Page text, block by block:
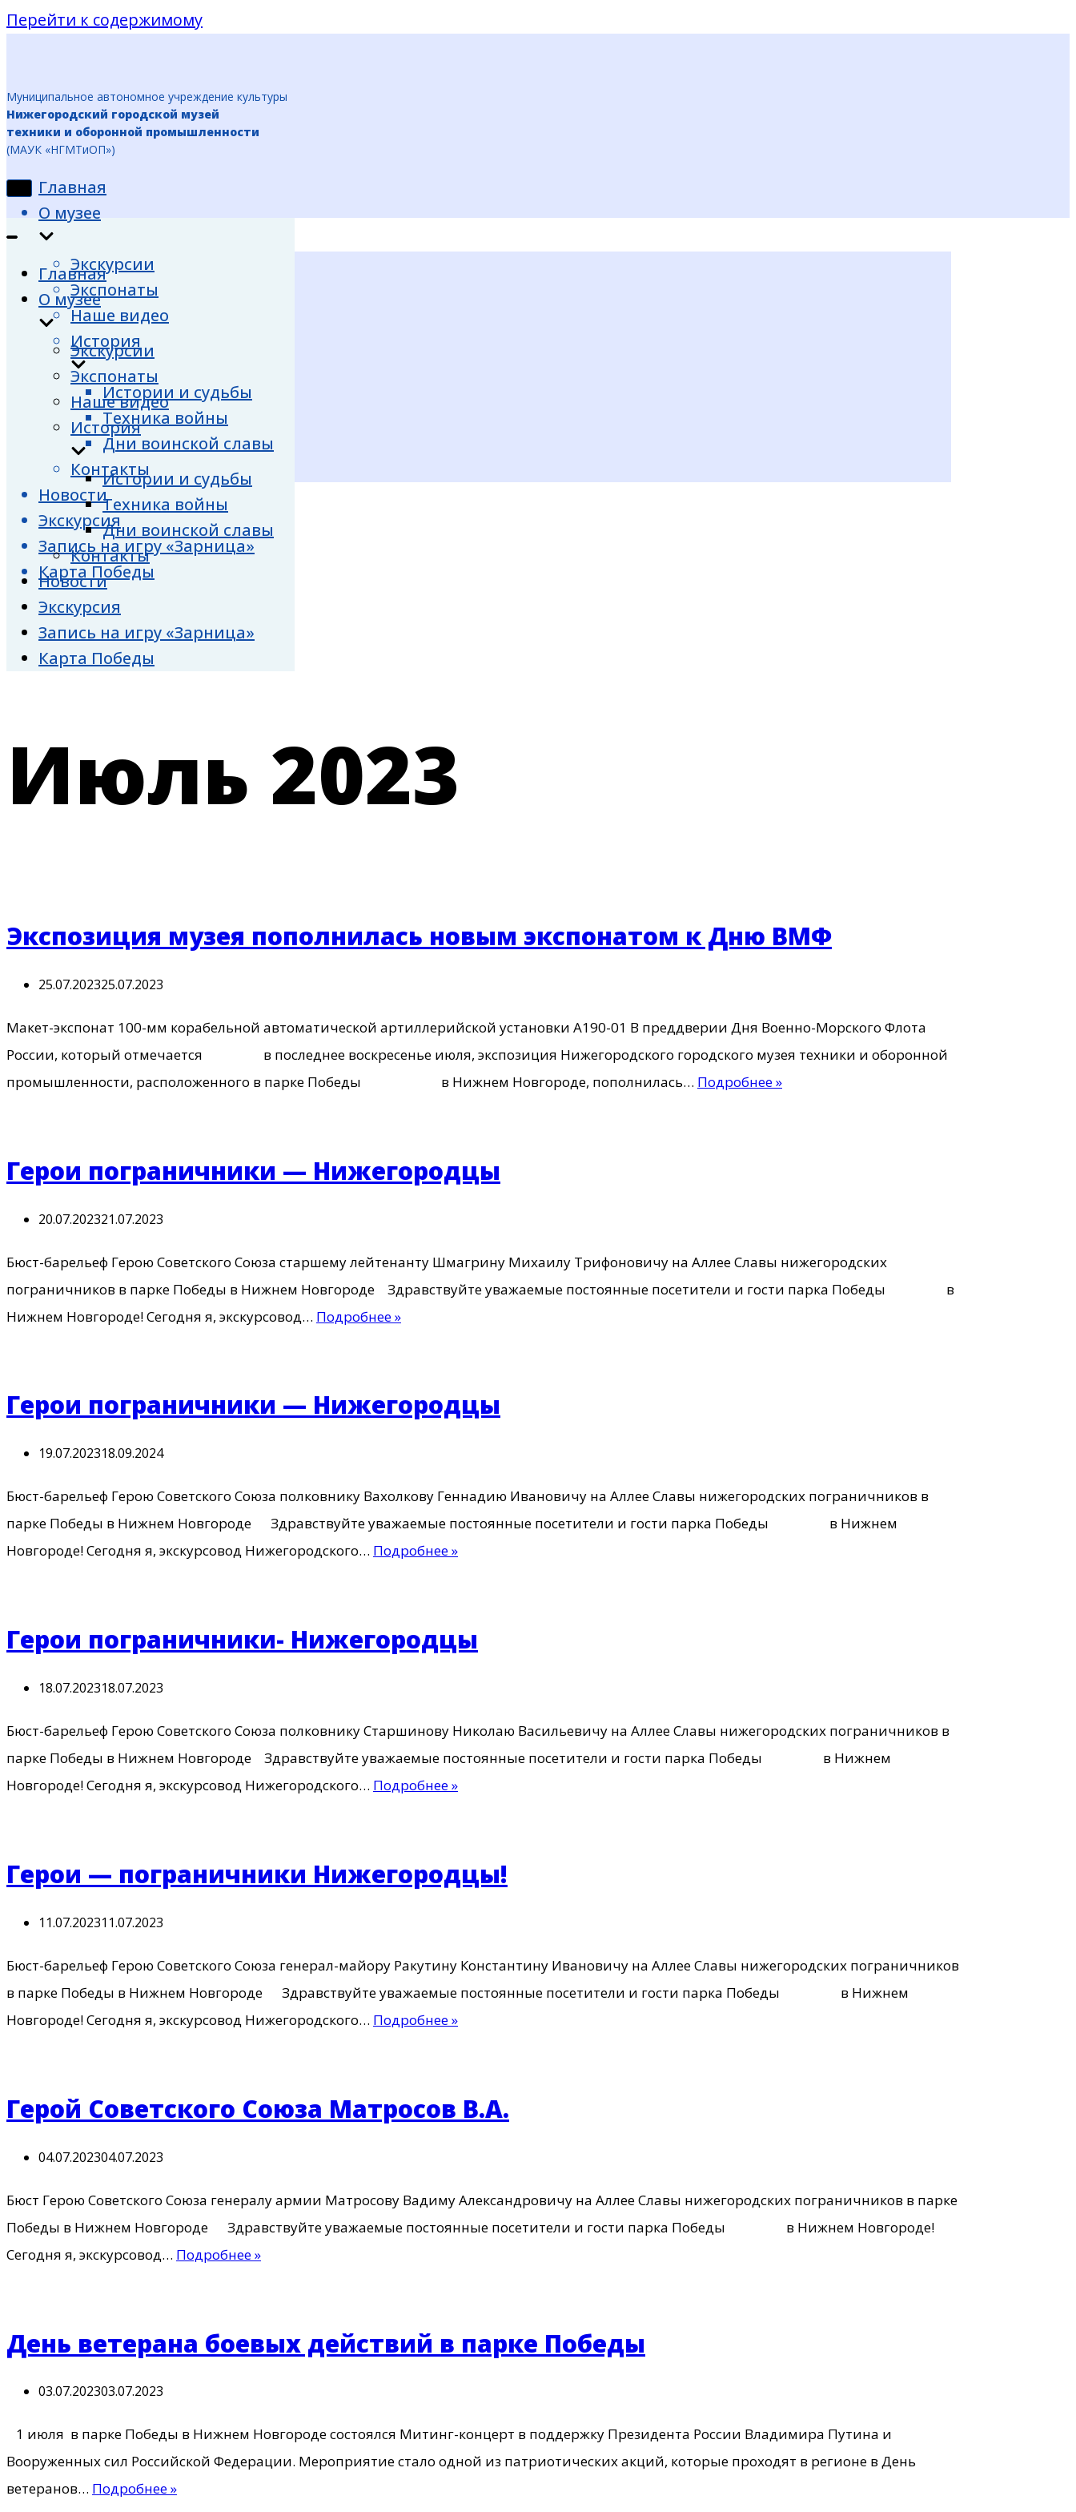
Перейти к содержимому
Муниципальное автономное учреждение культуры
Нижегородский городской музей
техники и оборонной промышленности
(МАУК «НГМТиОП»)
Главная
О музее
Экскурсии
Экспонаты
Наше видео
История
Истории и судьбы
Техника войны
Дни воинской славы
Контакты
Новости
Экскурсия
Запись на игру «Зарница»
Карта Победы
Показать/
Скрыть
навигацию
Показать/
навигациюГлавная
О музее
Экскурсии
Экспонаты
Наше видео
История
Истории и судьбы
Техника войны
Дни воинской славы
Контакты
Новости
Экскурсия
Запись на игру «Зарница»
Карта Победы
Июль 2023
Экспозиция музея пополнилась новым экспонатом к Дню ВМФ
25.07.202325.07.2023
Макет-экспонат 100-мм корабельной автоматической артиллерийской установки А190-01 В преддверии Дня Военно-Морского Флота
России, который отмечается в последнее воскресенье июля, экспозиция Нижегородского городского музея техники и оборонной
промышленности, расположенного в парке Победы в Нижнем Новгороде, пополнилась… Подробнее »Экспозиция
ВМФ
Герои пограничники — Нижегородцы
20.07.202321.07.2023
Бюст-барельеф Герою Советского Союза старшему лейтенанту Шмагрину Михаилу Трифоновичу на Аллее Славы нижегородских
пограничников в парке Победы в Нижнем Новгороде Здравствуйте уважаемые постоянные посетители и гости парка Победы в
Нижнем Новгороде! Сегодня я, экскурсовод… Подробнее »Герои
Нижегородцы
Герои пограничники — Нижегородцы
19.07.202318.09.2024
Бюст-барельеф Герою Советского Союза полковнику Вахолкову Геннадию Ивановичу на Аллее Славы нижегородских пограничников в
парке Победы в Нижнем Новгороде Здравствуйте уважаемые постоянные посетители и гости парка Победы в Нижнем
Новгороде! Сегодня я, экскурсовод Нижегородского… Подробнее »Герои
Нижегородцы
Герои пограничники- Нижегородцы
18.07.202318.07.2023
Бюст-барельеф Герою Советского Союза полковнику Старшинову Николаю Васильевичу на Аллее Славы нижегородских пограничников в
парке Победы в Нижнем Новгороде Здравствуйте уважаемые постоянные посетители и гости парка Победы в Нижнем
Новгороде! Сегодня я, экскурсовод Нижегородского… Подробнее »Герои
Герои — пограничники Нижегородцы!
11.07.202311.07.2023
Бюст-барельеф Герою Советского Союза генерал-майору Ракутину Константину Ивановичу на Аллее Славы нижегородских пограничников
в парке Победы в Нижнем Новгороде Здравствуйте уважаемые постоянные посетители и гости парка Победы в Нижнем
Новгороде! Сегодня я, экскурсовод Нижегородского… Подробнее »Герои
Нижегородцы!
Герой Советского Союза Матросов В.А.
04.07.202304.07.2023
Бюст Герою Советского Союза генералу армии Матросову Вадиму Александровичу на Аллее Славы нижегородских пограничников в парке
Победы в Нижнем Новгороде Здравствуйте уважаемые постоянные посетители и гости парка Победы в Нижнем Новгороде!
Сегодня я, экскурсовод… Подробнее »Герой
Матросов
В.А.
День ветерана боевых действий в парке Победы
03.07.202303.07.2023
1 июля в парке Победы в Нижнем Новгороде состоялся Митинг-концерт в поддержку Президента России Владимира Путина и
Вооруженных сил Российской Федерации. Мероприятие стало одной из патриотических акций, которые проходят в регионе в День
ветеранов… Подробнее »День